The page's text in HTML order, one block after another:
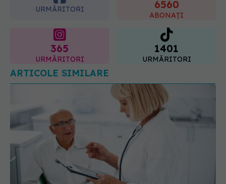
365 1401
URMĂRITORI
ARTICOLE SIMILARE
Din această toamnă, CNAS schimbă regulile
pentru consultațiile medicale. Ce se modifică